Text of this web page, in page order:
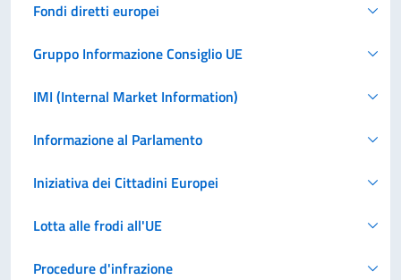
Fondi diretti europei
Gruppo Informazione Consiglio UE
IMI (Internal Market Information)
Informazione al Parlamento
Iniziativa dei Cittadini Europei
Lotta alle frodi all'UE
Procedure d'infrazione